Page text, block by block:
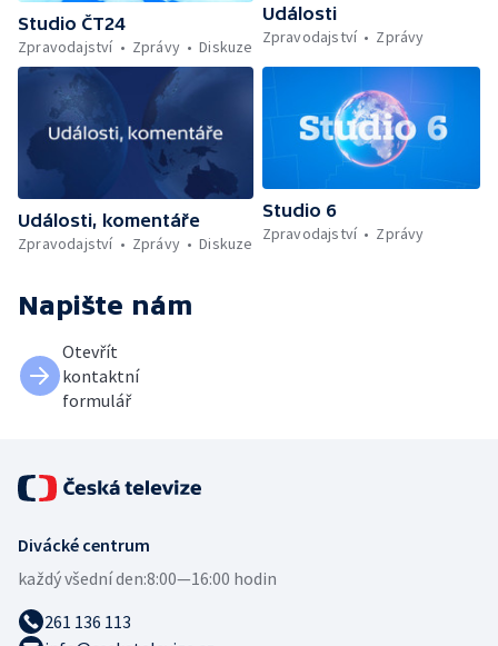
Studio ČT24
Zpravodajství
Zprávy Diskuze
Události
Zpravodajství
Zprávy
Události, komentáře
Zpravodajství
Zprávy Diskuze
Studio 6
Zpravodajství
Zprávy
Napište nám
Otevřít
kontaktní
formulář
Divácké centrum
každý všední den:8:00—16:00 hodin
261 136 113